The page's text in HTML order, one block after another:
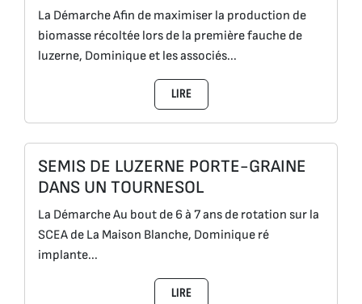
La Démarche Afin de maximiser la production de
biomasse récoltée lors de la première fauche de
luzerne, Dominique et les associés...
LIRE
SEMIS DE LUZERNE PORTE-GRAINE
DANS UN TOURNESOL
La Démarche Au bout de 6 à 7 ans de rotation sur la
SCEA de La Maison Blanche, Dominique ré
implante...
LIRE